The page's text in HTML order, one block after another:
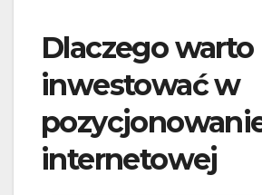
Dlaczego warto
inwestować w
internetowej